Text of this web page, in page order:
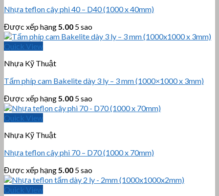
Nhựa teflon cây phi 40 – D40 (1000 x 40mm)
Được xếp hạng 5.00 5 sao
Quick View
Nhựa Kỹ Thuật
Tấm phíp cam Bakelite dày 3 ly – 3 mm (1000×1000 x 3mm)
Được xếp hạng 5.00 5 sao
Quick View
Nhựa Kỹ Thuật
Nhựa teflon cây phi 70 – D70 (1000 x 70mm)
Được xếp hạng 5.00 5 sao
Quick View